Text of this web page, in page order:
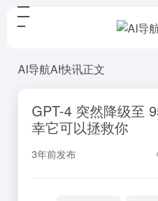
AI导航AI快讯正文
GPT-4 突然降级至
幸它可以拯救你
3年前发布